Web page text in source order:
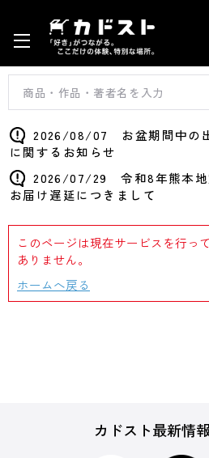
2026/08/07 お盆期間中の
に関するお知らせ
2026/07/29 令和8年熊本地
お届け遅延につきまして
このページは現在サービスを行っ
ありません。
ホームへ戻る
カドスト最新情